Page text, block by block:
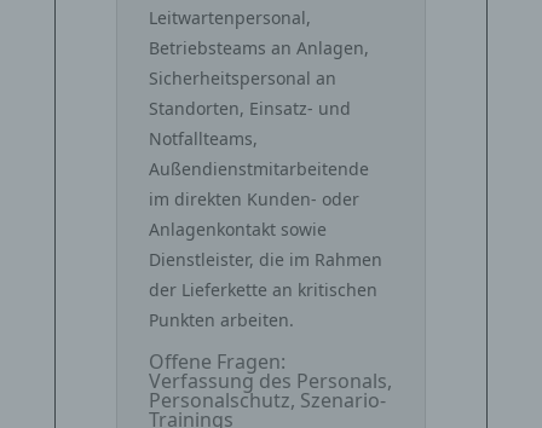
Leitwartenpersonal,
Betriebsteams an Anlagen,
Sicherheitspersonal an
Standorten, Einsatz- und
Notfallteams,
Außendienstmitarbeitende
im direkten Kunden- oder
Anlagenkontakt sowie
Dienstleister, die im Rahmen
der Lieferkette an kritischen
Punkten arbeiten.
Offene Fragen:
Verfassung des Personals,
Personalschutz, Szenario-
Trainings